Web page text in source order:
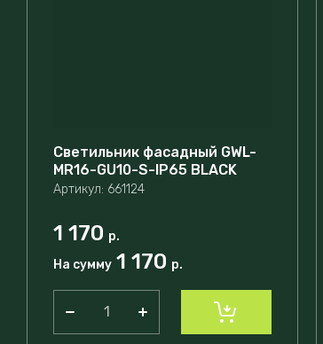
Светильник фасадный GWL-
MR16-GU10-S-IP65 BLACK
Артикул: 661124
1 170 р.
На сумму 1 170 р.